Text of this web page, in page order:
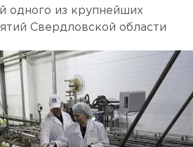
одного из крупнейших
Свердловской области